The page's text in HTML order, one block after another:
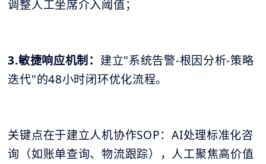
调整人工坐席介入阈值；
3.敏捷响应机制： 建立"系统告警-根因分析-策略
迭代"的48小时闭环优化流程。
关键点在于建立人机协作SOP：AI处理标准化咨
询（如账单查询、物流跟踪），人工聚焦高价值